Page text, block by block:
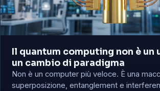
Il quantum computing non è un
un cambio di paradigma
Non è un computer più veloce. È una
superposizione, entanglement e